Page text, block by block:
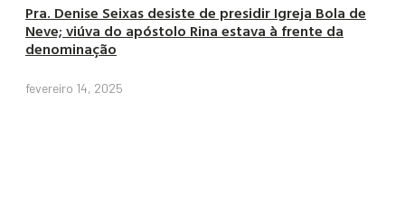
Pra. Denise Seixas desiste de presidir Igreja Bola de
Neve; viúva do apóstolo Rina estava à frente da
denominação
fevereiro 14, 2025